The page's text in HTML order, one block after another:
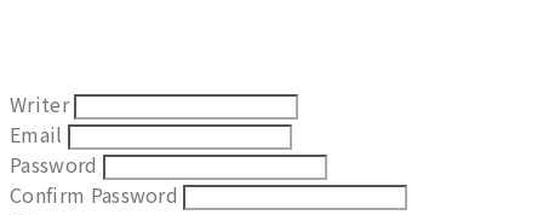
Writer
Email
Password
Confirm Password